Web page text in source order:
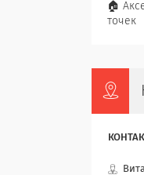
🏠
точек